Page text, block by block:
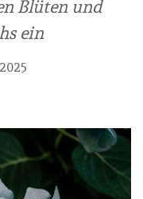
Blüten und
ein